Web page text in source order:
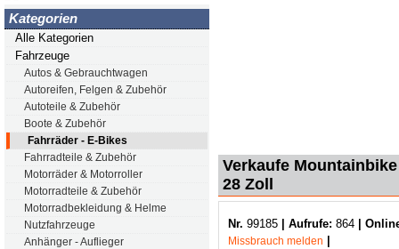
Kategorien
Alle Kategorien
Fahrzeuge
Autos & Gebrauchtwagen
Autoreifen, Felgen & Zubehör
Autoteile & Zubehör
Boote & Zubehör
Fahrräder - E-Bikes
Fahrradteile & Zubehör
Motorräder & Motorroller
Motorradteile & Zubehör
Motorradbekleidung & Helme
Nutzfahrzeuge
Anhänger - Auflieger
Verkaufe
28 Zoll
Nr. 99185 | Aufrufe: 864 |
Missbrauch melden